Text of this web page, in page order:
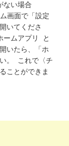
ない場合
画面で「設定
いてくださ
ームアプリ と
いたら、「ホ
。 これで〈チ
ことができま